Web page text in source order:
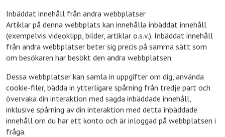
Inbäddat innehåll från andra webbplatser
Artiklar på denna webbplats kan innehålla inbäddat innehåll
(exempelvis videoklipp, bilder, artiklar o.s.v.). Inbäddat innehåll
från andra webbplatser beter sig precis på samma sätt som
om besökaren har besökt den andra webbplatsen.
Dessa webbplatser kan samla in uppgifter om dig, använda
cookie-filer, bädda in ytterligare spårning från tredje part och
övervaka din interaktion med sagda inbäddade innehåll,
inklusive spårning av din interaktion med detta inbäddade
innehåll om du har ett konto och är inloggad på webbplatsen i
fråga.